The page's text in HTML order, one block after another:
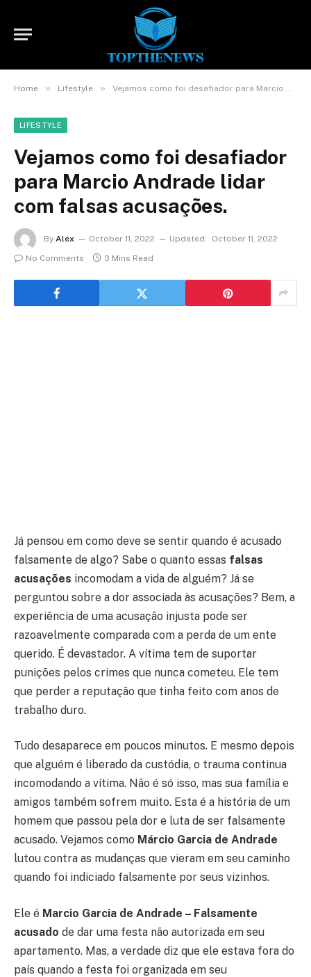
Home » Lifestyle » Vejamos como foi desafiador para Marcio Andrade lidar com falsas acusações.
LIFESTYLE
Vejamos como foi desafiador
para Marcio Andrade lidar
com falsas acusações.
By Alex October 11, 2022 Updated:
October 11, 2022
No Comments
3 Mins Read
Já pensou em como deve se sentir quando é acusado
falsamente de algo? Sabe o quanto essas falsas
acusações incomodam a vida de alguém? Já se
perguntou sobre a dor associada às acusações? Bem, a
experiência de uma acusação injusta pode ser
razoavelmente comparada com a perda de um ente
querido. É devastador. A vítima tem de suportar
punições pelos crimes que nunca cometeu. Ele tem
que perder a reputação que tinha feito com anos de
trabalho duro.
Tudo desaparece em poucos minutos. E mesmo depois
que alguém é liberado da custódia, o trauma continua
incomodando a vítima. Não é só isso, mas sua família e
amigos também sofrem muito. Esta é a história de um
homem que passou pela dor e luta de ser falsamente
acusado. Vejamos como Márcio Garcia de Andrade
lutou contra as mudanças que vieram em seu caminho
quando foi indiciado falsamente por seus vizinhos.
Ele é Marcio Garcia de Andrade – Falsamente
acusado de dar uma festa não autorizada em seu
apartamento. Mas, a verdade diz que ele estava fora do
país quando a festa foi organizada em seu